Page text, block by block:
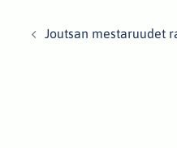
navigation
Joutsan mestaruudet